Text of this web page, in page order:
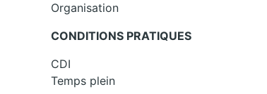
Organisation
CONDITIONS PRATIQUES
CDI
Temps plein